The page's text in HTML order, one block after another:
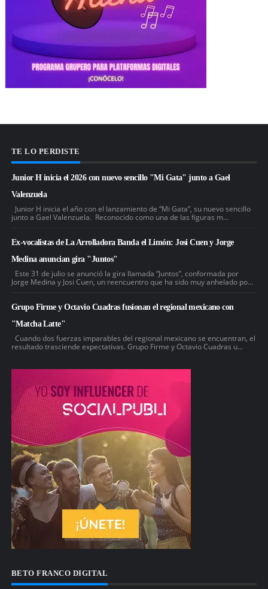
TE LO PERDISTE
Junior H inicia el 2026 con nuevo sencillo "Mi Gata" junto a Gael
Valenzuela
Junior H inicia el año con el lanzamiento de “Mi Gata”, su nuevo sencillo
junto a Gael Valenzuela. Reconocido como una de las figuras m...
Ex-vocalistas de La Arrolladora Banda el Limón: Josi Cuen y Jorge
Medina anuncian gira "Juntos"
Este 31 de julio se anunció la gira llamada “Juntos”, conformada por
Jorge Medina y Josi Cuen, un reencuentro que ha sido muy anhelado po...
Grupo Firme y Octavio Cuadras fusionan el regional mexicano con
"Matcha Latte"
Cuando dos fuerzas imparables del regional mexicano se encuentran, el
resultado trasciende expectativas. Grupo Firme y Octavio Cuadras u...
BETO FRANCO DIGITAL